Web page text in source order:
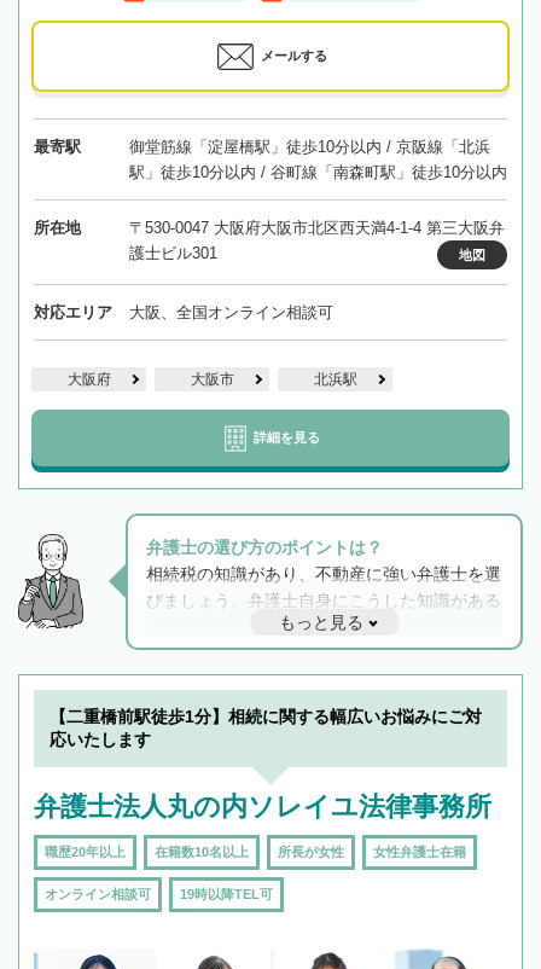
メールする
最寄駅
御堂筋線「淀屋橋駅」徒歩10分以内 / 京阪線「北浜
駅」徒歩10分以内 / 谷町線「南森町駅」徒歩10分以内
所在地
〒530-0047 大阪府大阪市北区西天満4-1-4 第三大阪弁
護士ビル301
地図
対応エリア 大阪、全国オンライン相談可
大阪府 大阪市 北浜駅
詳細を見る
弁護士の選び方のポイントは？
相続税の知識があり、不動産に強い弁護士を選
びましょう。弁護士自身にこうした知識がある
と他士業との連携もスムーズに進み、トラブル
解決のみならず相続をトータルで任せることが
できます。また、相続は感情がからむ分野なの
でフィーリングも重要です。実際に電話や面談
で複数の弁護士と会話をしてウマが合う方に依
もっと見る
【二重橋前駅徒歩1分】相続に関する幅広いお悩みにご対
応いたします
弁護士法人丸の内ソレイユ法律事務所
職歴20年以上 在籍数10名以上 所長が女性 女性弁護士在籍
オンライン相談可 19時以降TEL可